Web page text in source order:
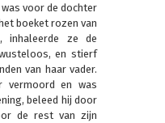
voor de dochter
boeket rozen van
inhaleerde ze de
en stierf
van haar vader.
vermoord en was
beleed hij door
de rest van zijn